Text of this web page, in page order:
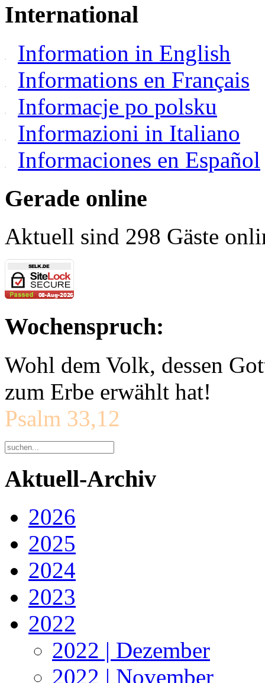
International
Information in English
Informations en Français
Informacje po polsku
Informazioni in Italiano
Informaciones en Español
Gerade online
Aktuell sind 298 Gäste
Wochenspruch:
Wohl dem Volk, dessen
zum Erbe erwählt hat!
Psalm 33,12
Aktuell-Archiv
2026
2025
2024
2023
2022
2022 | Dezember
2022 | November